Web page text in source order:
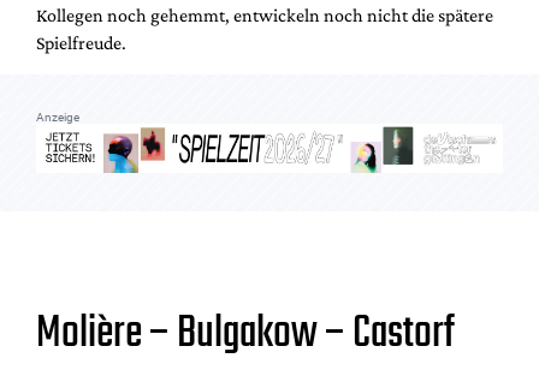
Kollegen noch gehemmt, entwickeln noch nicht die spätere
Spielfreude.
Anzeige
Molière – Bulgakow – Castorf